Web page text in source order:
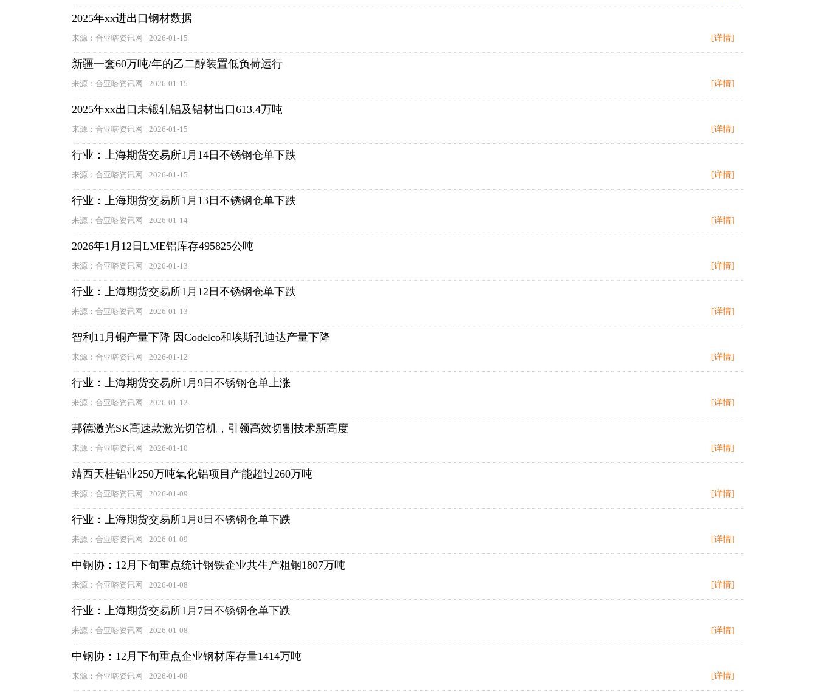
2025年xx进出口钢材数据
来源：合亚嗒资讯网 2026-01-15 [详情]
新疆一套60万吨/年的乙二醇装置低负荷运行
来源：合亚嗒资讯网 2026-01-15 [详情]
2025年xx出口未锻轧铝及铝材出口613.4万吨
来源：合亚嗒资讯网 2026-01-15 [详情]
行业：上海期货交易所1月14日不锈钢仓单下跌
来源：合亚嗒资讯网 2026-01-15 [详情]
行业：上海期货交易所1月13日不锈钢仓单下跌
来源：合亚嗒资讯网 2026-01-14 [详情]
2026年1月12日LME铝库存495825公吨
来源：合亚嗒资讯网 2026-01-13 [详情]
行业：上海期货交易所1月12日不锈钢仓单下跌
来源：合亚嗒资讯网 2026-01-13 [详情]
智利11月铜产量下降 因Codelco和埃斯孔迪达产量下降
来源：合亚嗒资讯网 2026-01-12 [详情]
行业：上海期货交易所1月9日不锈钢仓单上涨
来源：合亚嗒资讯网 2026-01-12 [详情]
邦德激光SK高速款激光切管机，引领高效切割技术新高度
来源：合亚嗒资讯网 2026-01-10 [详情]
靖西天桂铝业250万吨氧化铝项目产能超过260万吨
来源：合亚嗒资讯网 2026-01-09 [详情]
行业：上海期货交易所1月8日不锈钢仓单下跌
来源：合亚嗒资讯网 2026-01-09 [详情]
中钢协：12月下旬重点统计钢铁企业共生产粗钢1807万吨
来源：合亚嗒资讯网 2026-01-08 [详情]
行业：上海期货交易所1月7日不锈钢仓单下跌
来源：合亚嗒资讯网 2026-01-08 [详情]
中钢协：12月下旬重点企业钢材库存量1414万吨
来源：合亚嗒资讯网 2026-01-08 [详情]